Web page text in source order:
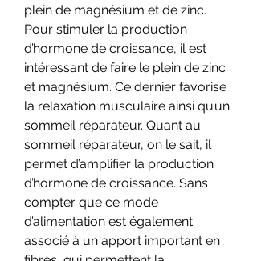
plein de magnésium et de zinc.
Pour stimuler la production
d’hormone de croissance, il est
intéressant de faire le plein de zinc
et magnésium. Ce dernier favorise
la relaxation musculaire ainsi qu’un
sommeil réparateur. Quant au
sommeil réparateur, on le sait, il
permet d’amplifier la production
d’hormone de croissance. Sans
compter que ce mode
d’alimentation est également
associé à un apport important en